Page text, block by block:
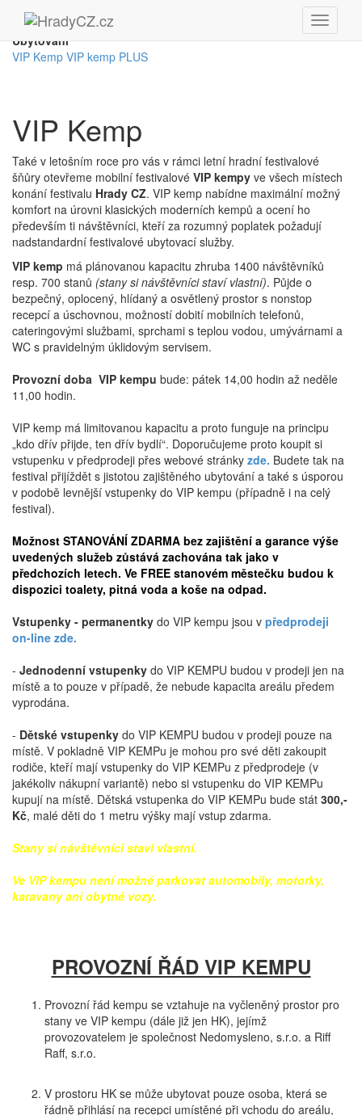
Ubytování
VIP Kemp VIP kemp PLUS
VIP Kemp
Také v letošním roce pro vás v rámci letní hradní festivalové
šňůry otevřeme mobilní festivalové VIP kempy ve všech místech
konání festivalu Hrady CZ. VIP kemp nabídne maximální možný
komfort na úrovni klasických moderních kempů a ocení ho
především ti návštěvníci, kteří za rozumný poplatek požadují
nadstandardní festivalové ubytovací služby.
VIP kemp má plánovanou kapacitu zhruba 1400 návštěvníků
resp. 700 stanů (stany si návštěvníci staví vlastní). Půjde o
bezpečný, oplocený, hlídaný a osvětlený prostor s nonstop
recepcí a úschovnou, možností dobití mobilních telefonů,
cateringovými službami, sprchami s teplou vodou, umývárnami a
WC s pravidelným úklidovým servisem.
Provozní doba VIP kempu bude: pátek 14,00 hodin až neděle
11,00 hodin.
VIP kemp má limitovanou kapacitu a proto funguje na principu
„kdo dřív přijde, ten dřív bydlí“. Doporučujeme proto koupit si
vstupenku v předprodeji přes webové stránky zde. Budete tak na
festival přijíždět s jistotou zajištěného ubytování a také s úsporou
v podobě levnější vstupenky do VIP kempu (případně i na celý
festival).
Možnost STANOVÁNÍ ZDARMA bez zajištění a garance výše
uvedených služeb zůstává zachována tak jako v
předchozích letech. Ve FREE stanovém městečku budou k
dispozici toalety, pitná voda a koše na odpad.
Vstupenky - permanentky do VIP kempu jsou v předprodeji
on-line zde.
- Jednodenní vstupenky do VIP KEMPU budou v prodeji jen na
místě a to pouze v případě, že nebude kapacita areálu předem
vyprodána.
- Dětské vstupenky do VIP KEMPU budou v prodeji pouze na
místě. V pokladně VIP KEMPu je mohou pro své děti zakoupit
rodiče, kteří mají vstupenky do VIP KEMPu z předprodeje (v
jakékoliv nákupní variantě) nebo si vstupenku do VIP KEMPu
kupují na místě. Dětská vstupenka do VIP KEMPu bude stát 300,-
Kč, malé děti do 1 metru výšky mají vstup zdarma.
Stany si návštěvníci staví vlastní.
Ve VIP kempu není možné parkovat automobily, motorky,
karavany ani obytné vozy.
PROVOZNÍ ŘÁD VIP KEMPU
Provozní řád kempu se vztahuje na vyčleněný prostor pro
stany ve VIP kempu (dále již jen HK), jejímž
provozovatelem je společnost Nedomysleno, s.r.o. a Riff
Raff, s.r.o.
V prostoru HK se může ubytovat pouze osoba, která se
řádně přihlásí na recepci umístěné při vchodu do areálu,